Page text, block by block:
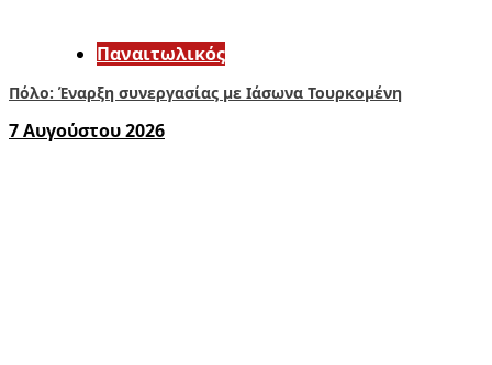
Παναιτωλικός
Πόλο: Έναρξη συνεργασίας με Ιάσωνα Τουρκομένη
7 Αυγούστου 2026